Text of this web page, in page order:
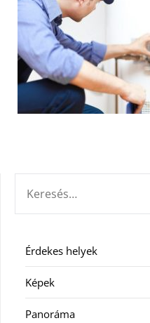
Érdekes helyek
Képek
Panoráma